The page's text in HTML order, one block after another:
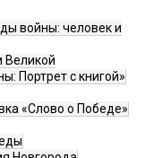
войны: человек и
Великой
Портрет с книгой»
«Слово о Победе»